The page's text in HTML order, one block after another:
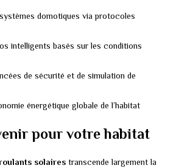
domotiques via protocoles
intelligents basés sur les conditions
de sécurité et de simulation de
énergétique globale de l’habitat
pour votre habitat
solaires transcende largement la